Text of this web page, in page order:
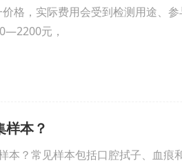
格，实际费用会受到检测用途、
元，
本？
本？常见样本包括口腔拭子、血痕